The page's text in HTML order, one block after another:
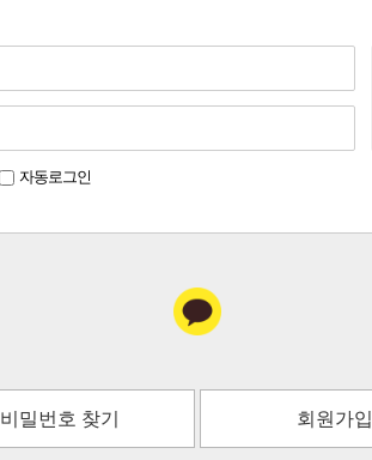
자동로그인
비밀번호 찾기 회원가입